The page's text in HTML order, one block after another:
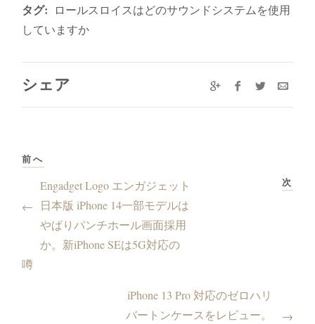
タグ:
ロールスロイスはどのサウンドシステムを使用
していますか
シェア
前へ
←
Engadget Logo エンガジェット
日本版 iPhone 14一部モデルは
やぱりパンチホール画面採用
か。新iPhone SEは5G対応の
噂
次
iPhone 13 Pro 対応のゼロハリ
バートンケースをレビュー。
→